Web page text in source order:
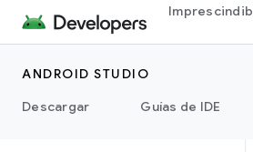
ANDROID STUDIO
Descargar
Guías de IDE